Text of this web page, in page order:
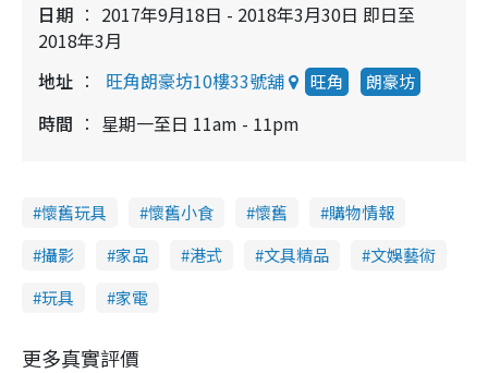
日期
2017年9月18日 - 2018年3月30日 即日至
2018年3月
地址
旺角朗豪坊10樓33號舖 旺角 朗豪坊
時間 星期一至日 11am - 11pm
懷舊玩具 懷舊小食 懷舊
購物情報
攝影
家品 港式 文具精品
文娛藝術
玩具
家電
更多真實評價